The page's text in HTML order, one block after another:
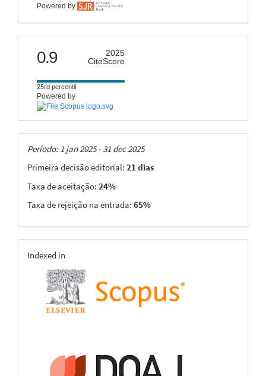
Powered by
citescore
0.9
2025
CiteScore
25rd percentil
Powered by
Taxas
Período: 1 jan 2025 - 31 dec 2025
Primeira decisão editorial: 21 dias
Taxa de aceitação: 24%
Taxa de rejeição na entrada: 65%
indexing
Indexed in